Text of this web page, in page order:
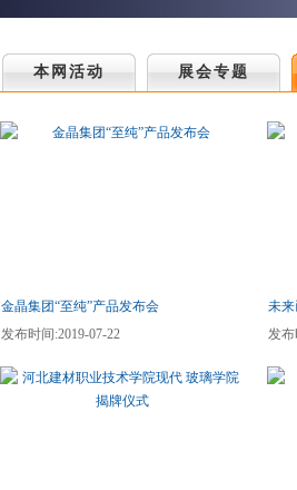
本网活动 展会专题
金晶集团“至纯”产品发布会
发布时间:2019-07-22
未
发布